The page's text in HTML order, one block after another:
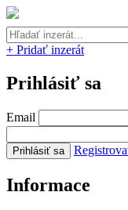
+ Pridať inzerát
Prihlásiť sa
Email
Informace